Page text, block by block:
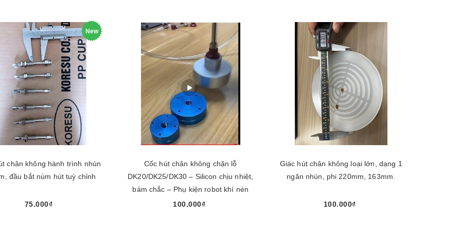
New
chân không hành trình nhún
đầu bắt núm hút tuỳ chỉnh
75.000₫
Cốc hút chân không chặn lỗ
DK20/DK25/DK30 – Silicon chịu nhiệt,
bám chắc – Phụ kiện robot khí nén
100.000₫
Giác hút chân không loại lớn, dạng 1
ngăn nhún, phi 220mm, 163mm.
100.000₫